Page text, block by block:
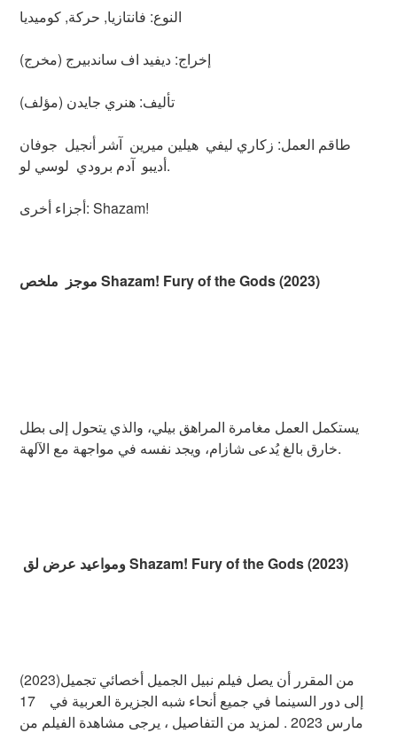
النوع: فانتازيا, حركة, كوميديا
ﺇﺧﺮاﺝ: ديفيد اف ساندبيرج (مخرج)
ﺗﺄﻟﻴﻒ: هنري جايدن (مؤلف)
طاقم العمل: زكاري ليفي هيلين ميرين آشر أنجيل جوفان
أديبو آدم برودي لوسي لو.
أجزاء أخرى: Shazam!
موجز ملخص Shazam! Fury of the Gods (2023)
يستكمل العمل مغامرة المراهق بيلي، والذي يتحول إلى بطل
خارق بالغ يُدعى شازام، ويجد نفسه في مواجهة مع الآلهة.
ومواعيد عرض لق Shazam! Fury of the Gods (2023)
من المقرر أن يصل فيلم نبيل الجميل أخصائي تجميل(2023)
إلى دور السينما في جميع أنحاء شبه الجزيرة العربية في 17
مارس 2023 . لمزيد من التفاصيل ، يرجى مشاهدة الفيلم من